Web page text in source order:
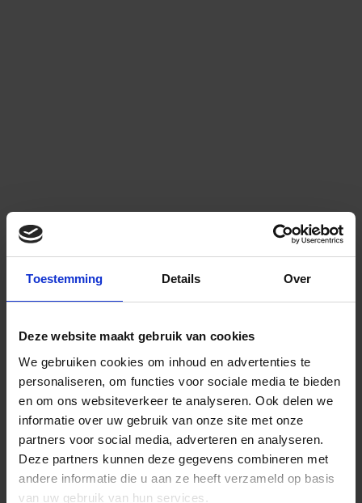
Toestemming Details Over
Deze website maakt gebruik van cookies
We gebruiken cookies om inhoud en advertenties te
personaliseren, om functies voor sociale media te bieden
en om ons websiteverkeer te analyseren. Ook delen we
informatie over uw gebruik van onze site met onze
partners voor social media, adverteren en analyseren.
Deze partners kunnen deze gegevens combineren met
andere informatie die u aan ze heeft verzameld op basis
van uw gebruik van hun services.